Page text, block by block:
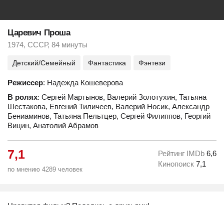
Царевич Проша
1974, СССР, 84 минуты
Детский/Семейный Фантастика Фэнтези
Режиссер: Надежда Кошеверова
В ролях: Сергей Мартынов, Валерий Золотухин, Татьяна
Шестакова, Евгений Тиличеев, Валерий Носик, Александр
Бениаминов, Татьяна Пельтцер, Сергей Филиппов, Георгий
Вицин, Анатолий Абрамов
7,1
по мнению 4289 человек
Рейтинг IMDb 6,6
Кинопоиск 7,1